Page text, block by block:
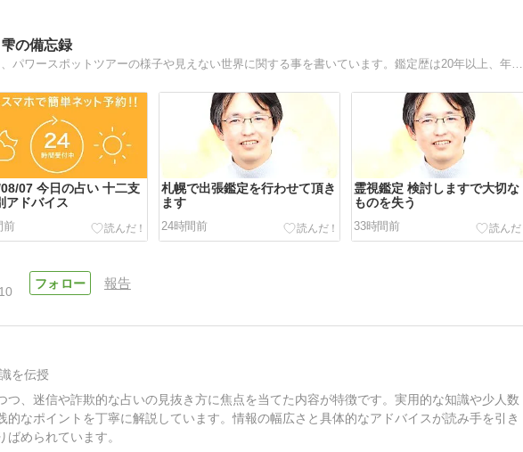
の備忘録
どこにでもいる霊能者の日常や考え、パワースポットツアーの様子や見えない世界に関する事を書いています。鑑定歴は20年以上、年間数百人以上行っており「良いことも悪いことも含めて視えたものをそのままお伝えする」を貫いています。
07 今日の占い 十二支
アドバイス
前
札幌で出張鑑定を行わせて頂き
ます
24時間前
霊視鑑定 検討しますで大切な
ものを失う
33時間前
報告
を伝授
つ、迷信や詐欺的な占いの見抜き方に焦点を当てた内容が特徴です。実用的な知識や少人数
なポイントを丁寧に解説しています。情報の幅広さと具体的なアドバイスが読み手を引き
められています。